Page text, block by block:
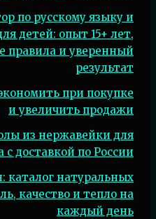
по русскому языку и
детей: опыт 15+ лет,
правила и уверенный
результат
при покупке
и увеличить продажи
из нержавейки для
доставкой по России
каталог натуральных
качество и тепло на
каждый день